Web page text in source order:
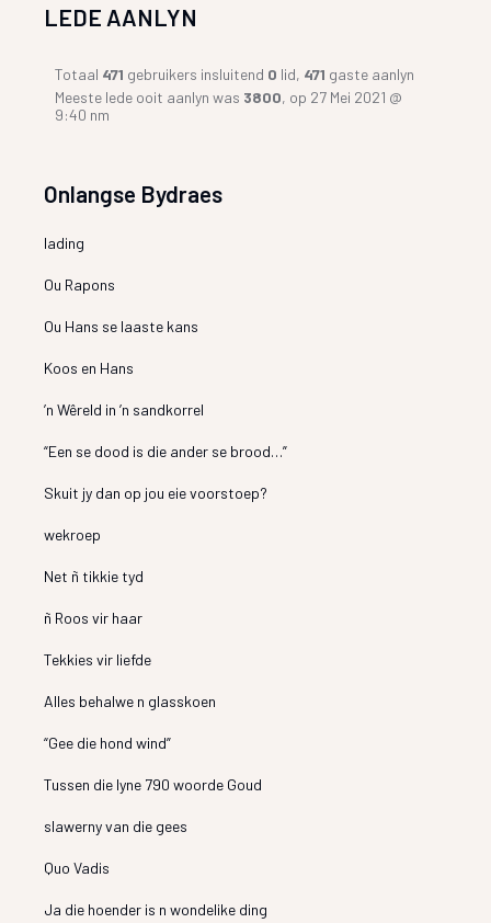
LEDE AANLYN
Totaal 471 gebruikers insluitend 0 lid, 471 gaste aanlyn
Meeste lede ooit aanlyn was 3800, op 27 Mei 2021 @
9:40 nm
Onlangse Bydraes
lading
Ou Rapons
Ou Hans se laaste kans
Koos en Hans
’n Wêreld in ’n sandkorrel
“Een se dood is die ander se brood…”
Skuit jy dan op jou eie voorstoep?
wekroep
Net ñ tikkie tyd
ñ Roos vir haar
Tekkies vir liefde
Alles behalwe n glasskoen
“Gee die hond wind”
Tussen die lyne 790 woorde Goud
slawerny van die gees
Quo Vadis
Ja die hoender is n wondelike ding